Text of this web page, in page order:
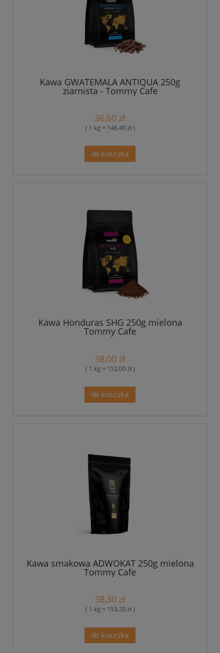
Kawa GWATEMALA ANTIQUA 250g
ziarnista - Tommy Cafe
36,60 zł
( 1 kg = 146,40 zł )
do koszyka
Kawa Honduras SHG 250g mielona
Tommy Cafe
38,00 zł
( 1 kg = 152,00 zł )
do koszyka
Kawa smakowa ADWOKAT 250g mielona
Tommy Cafe
38,30 zł
( 1 kg = 153,20 zł )
do koszyka